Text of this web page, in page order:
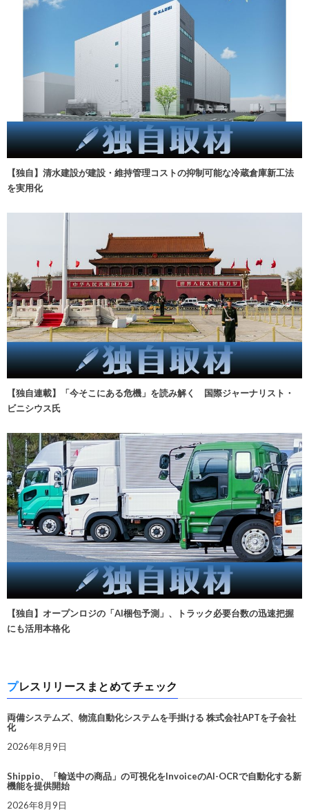
【独自】清水建設が建設・維持管理コストの抑制可能な冷蔵倉庫新工法
を実用化
【独自連載】「今そこにある危機」を読み解く 国際ジャーナリスト・
ビニシウス氏
【独自】オープンロジの「AI梱包予測」、トラック必要台数の迅速把握
にも活用本格化
プレスリリースまとめてチェック
両備システムズ、物流自動化システムを手掛ける 株式会社APTを子会社
化
2026年8月9日
Shippio、「輸送中の商品」の可視化をInvoiceのAI-OCRで自動化する新
機能を提供開始
2026年8月9日